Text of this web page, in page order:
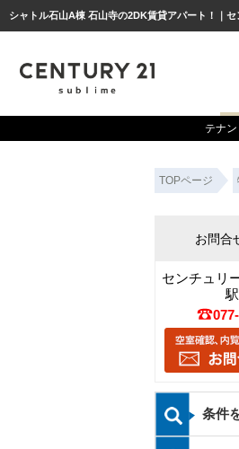
シャトル石山A棟 石山寺の2DK賃貸アパート！｜
テナン
TOPページ
お問合
センチュリ
条件